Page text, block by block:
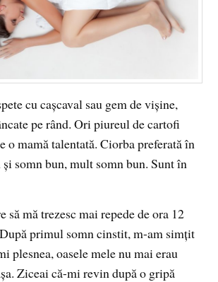
cu cașcaval sau gem de vișine,
pe rând. Ori piureul de cartofi
o mamă talentată. Ciorba preferată în
somn bun, mult somn bun. Sunt în
să mă trezesc mai repede de ora 12
După primul somn cinstit, m-am simțit
plesnea, oasele mele nu mai erau
Ziceai că-mi revin după o gripă